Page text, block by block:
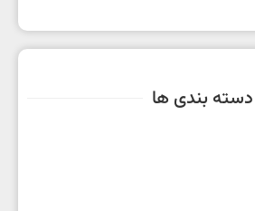
دسته بندی ها